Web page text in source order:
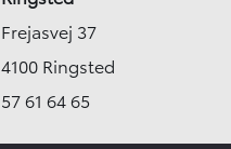
Frejasvej 37
4100 Ringsted
57 61 64 65